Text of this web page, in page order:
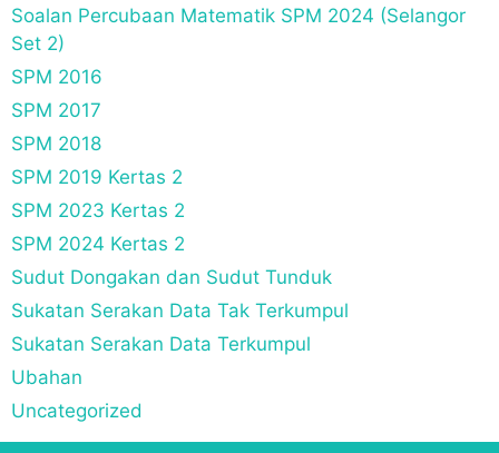
Soalan Percubaan Matematik SPM 2024 (Selangor
Set 2)
SPM 2016
SPM 2017
SPM 2018
SPM 2019 Kertas 2
SPM 2023 Kertas 2
SPM 2024 Kertas 2
Sudut Dongakan dan Sudut Tunduk
Sukatan Serakan Data Tak Terkumpul
Sukatan Serakan Data Terkumpul
Ubahan
Uncategorized